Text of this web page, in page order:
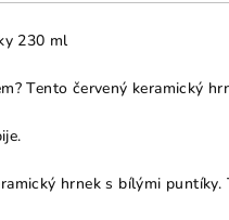
230 ml
Tento červený keramický
hrnek s bílými